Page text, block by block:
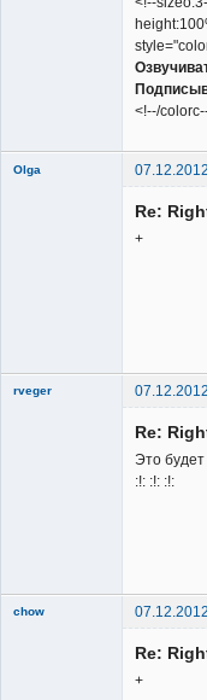
<!--/
Olga
Re:
+
rveger
Re:
Это
:!: :!: :!:
chow
Re:
+